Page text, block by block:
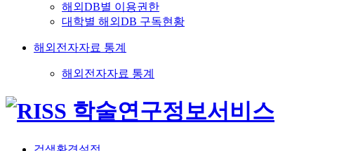
해외DB별 이용권한
대학별 해외DB 구독현황
해외전자자료 통계
해외전자자료 통계